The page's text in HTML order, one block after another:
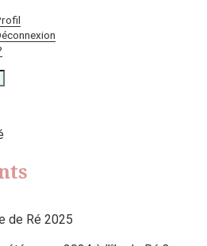
de Ré 2025